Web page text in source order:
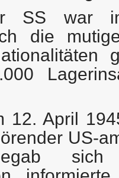
SS war im
die
12. April
US-